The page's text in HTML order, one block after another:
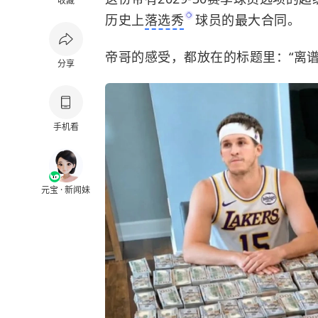
分享
手机看
元宝 · 新闻妹
历史上落选秀 球员的最大合同。
帝哥的感受，都放在的标题里：“离